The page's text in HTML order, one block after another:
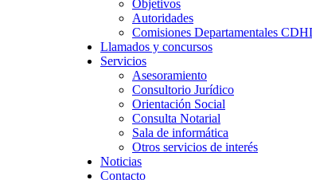
Objetivos
Autoridades
Comisiones Departamentales
Llamados y concursos
Servicios
Asesoramiento
Consultorio Jurídico
Orientación Social
Consulta Notarial
Sala de informática
Otros servicios de interés
Noticias
Contacto